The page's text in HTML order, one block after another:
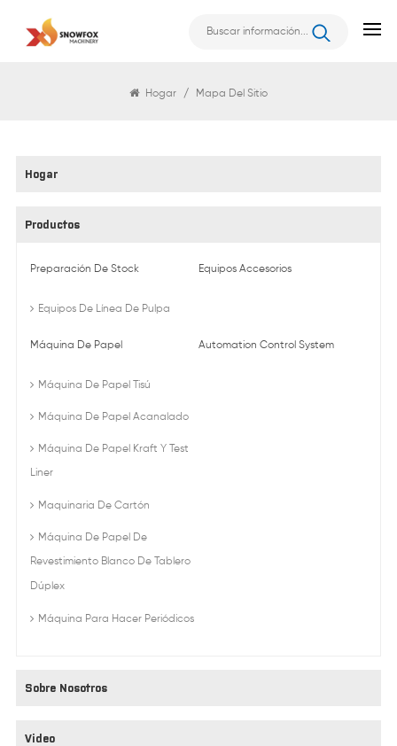
Hogar / Mapa Del Sitio
Hogar
Productos
Preparación De Stock
Equipos De Línea De Pulpa
Equipos Accesorios
Máquina De Papel
Máquina De Papel Tisú
Máquina De Papel Acanalado
Máquina De Papel Kraft Y Test
Liner
Maquinaria De Cartón
Máquina De Papel De
Revestimiento Blanco De Tablero
Dúplex
Máquina Para Hacer Periódicos
Automation Control System
Sobre Nosotros
Video